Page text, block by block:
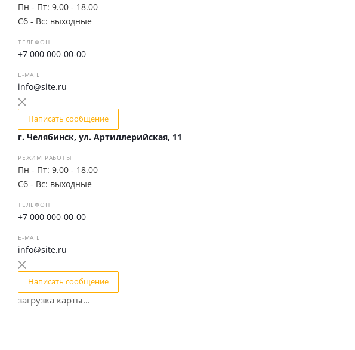
Пн - Пт: 9.00 - 18.00
Сб - Вс: выходные
ТЕЛЕФОН
+7 000 000-00-00
E-MAIL
info@site.ru
Написать сообщение
г. Челябинск, ул. Артиллерийская, 11
РЕЖИМ РАБОТЫ
Пн - Пт: 9.00 - 18.00
Сб - Вс: выходные
ТЕЛЕФОН
+7 000 000-00-00
E-MAIL
info@site.ru
Написать сообщение
загрузка карты...